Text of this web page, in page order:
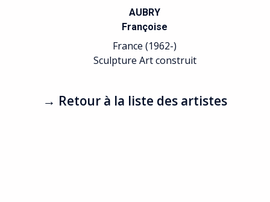
AUBRY
Françoise
France (1962-)
Sculpture Art construit
→ Retour à la liste des artistes